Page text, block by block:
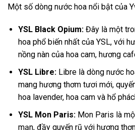
Một số dòng nước hoa nổi bật của
YSL Black Opium:Đây là một
hoa phổ biến nhất của YSL, với
nồng nàn của hoa cam, hương
YSL Libre:Libre là dòng nước
mang hương thơm tươi mới,
hoa lavender, hoa cam và hổ
YSL Mon Paris:Mon Paris là
mạn, đầy quyến rũ với hương